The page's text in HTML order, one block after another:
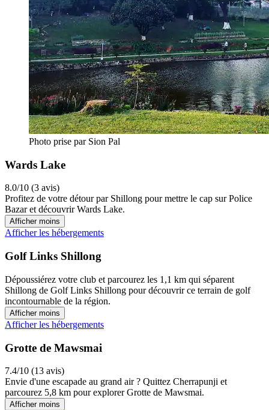
Photo prise par Sion Pal
Wards Lake
8.0/10 (3 avis)
Profitez de votre détour par Shillong pour mettre le cap sur Police
Bazar et découvrir Wards Lake.
Afficher moins
Afficher les hébergements
Golf Links Shillong
Dépoussiérez votre club et parcourez les 1,1 km qui séparent
Shillong de Golf Links Shillong pour découvrir ce terrain de golf
incontournable de la région.
Afficher moins
Afficher les hébergements
Grotte de Mawsmai
7.4/10 (13 avis)
Envie d'une escapade au grand air ? Quittez Cherrapunji et
parcourez 5,8 km pour explorer Grotte de Mawsmai.
Afficher moins